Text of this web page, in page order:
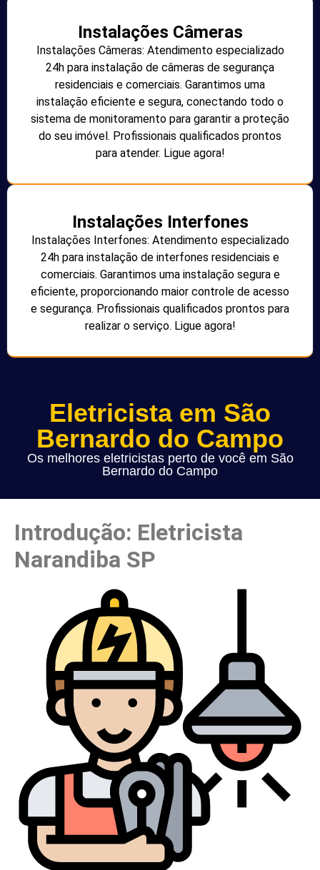
Instalações Câmeras
Instalações Câmeras: Atendimento especializado
24h para instalação de câmeras de segurança
residenciais e comerciais. Garantimos uma
instalação eficiente e segura, conectando todo o
sistema de monitoramento para garantir a proteção
do seu imóvel. Profissionais qualificados prontos
para atender. Ligue agora!
Instalações Interfones
Instalações Interfones: Atendimento especializado
24h para instalação de interfones residenciais e
comerciais. Garantimos uma instalação segura e
eficiente, proporcionando maior controle de acesso
e segurança. Profissionais qualificados prontos para
realizar o serviço. Ligue agora!
Eletricista em São
Bernardo do Campo
Os melhores eletricistas perto de você em São
Bernardo do Campo
Introdução: Eletricista
Narandiba SP